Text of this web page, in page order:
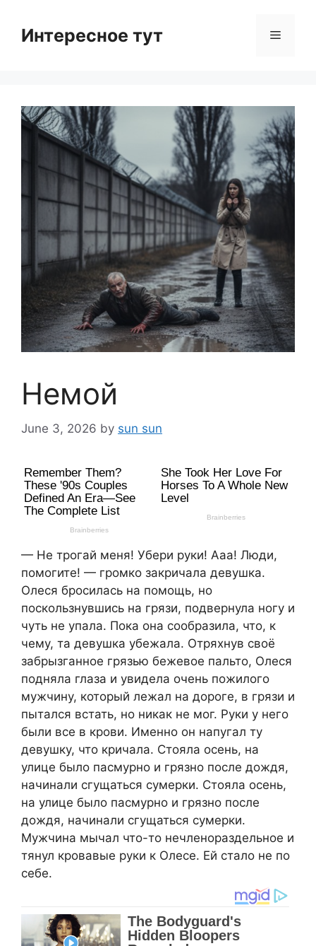
contentИнтересное тут Menu
Немой
June 3, 2026 by sun sun
— Не трогай меня! Убери руки! Ааа! Люди,
помогите! — громко закричала девушка.
Олеся бросилась на помощь, но
поскользнувшись на грязи, подвернула ногу и
чуть не упала. Пока она сообразила, что, к
чему, та девушка убежала. Отряхнув своё
забрызганное грязью бежевое пальто, Олеся
подняла глаза и увидела очень пожилого
мужчину, который лежал на дороге, в грязи и
пытался встать, но никак не мог. Руки у него
были все в крови. Именно он напугал ту
девушку, что кричала. Стояла осень, на
улице было пасмурно и грязно после дождя,
начинали сгущаться сумерки. Стояла осень,
на улице было пасмурно и грязно после
дождя, начинали сгущаться сумерки.
Мужчина мычал что-то нечленораздельное и
тянул кровавые руки к Олесе. Ей стало не по
себе.